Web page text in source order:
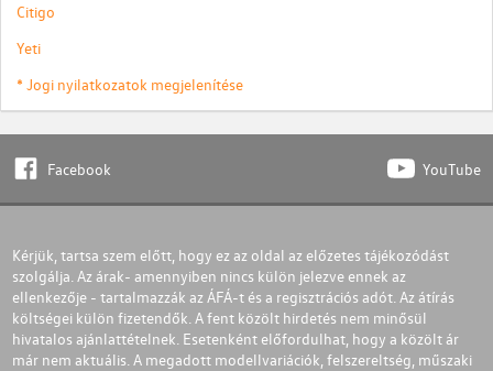
Citigo
Yeti
* Jogi nyilatkozatok megjelenítése
Facebook YouTube
Kérjük, tartsa szem előtt, hogy ez az oldal az előzetes tájékozódást
szolgálja. Az árak- amennyiben nincs külön jelezve ennek az
ellenkezője - tartalmazzák az ÁFÁ-t és a regisztrációs adót. Az átírás
költségei külön fizetendők. A fent közölt hirdetés nem minősül
hivatalos ajánlattételnek. Esetenként előfordulhat, hogy a közölt ár
már nem aktuális. A megadott modellvariációk, felszereltség, műszaki